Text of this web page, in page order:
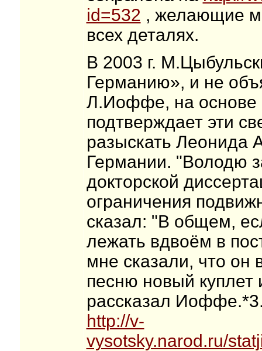
id=532 , желающие
всех деталях.
В 2003 г.
Германию», и не
Л.Иоффе, на основе
подтверждает эти
разыскать Леонида
Германии. "Володю
докторской
ограничения
сказал: "В общем,
лежать вдвоём в
мне сказали, что он
песню новый куплет
рассказал
http://v-
vysotsky.narod.ru/